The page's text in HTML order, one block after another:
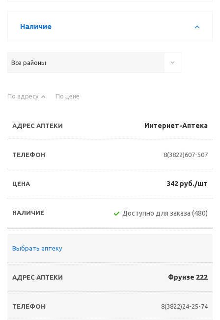
Наличие
Все районы
По адресу По цене
Интернет-Аптека
8(3822)607-507
342 руб./шт
Доступно для заказа (480)
Выбрать аптеку
Фрунзе 222
8(3822)24-25-74